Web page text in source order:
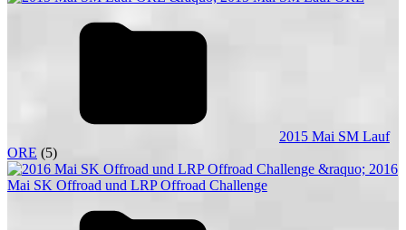
2015 Mai SM Lauf
ORE (5)